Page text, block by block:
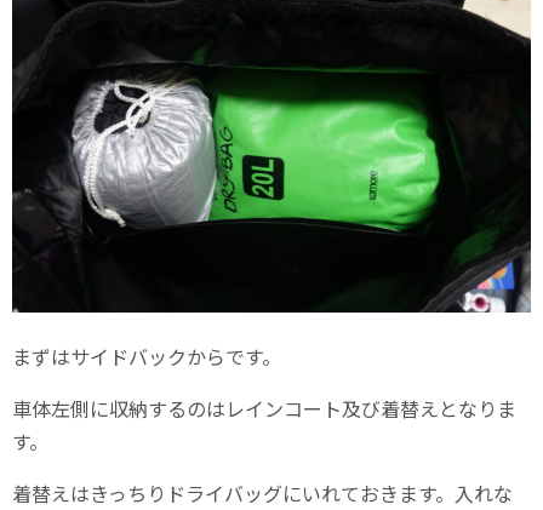
まずはサイドバックからです。
車体左側に収納するのはレインコート及び着替えとなりま
す。
着替えはきっちりドライバッグにいれておきます。入れな